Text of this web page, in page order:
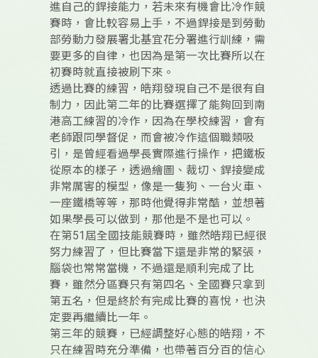
進自己的銲接能力，若未來有機會比冷作競
賽時，會比較容易上手，不過銲接是到勞動
部勞動力發展署北基宜花分署進行訓練，需
要更多的自律，也因為是第一次比賽所以在
初賽時就直接被刷下來。
透過比賽的練習，皓翔發現自己不是很有自
制力，因此第二年的比賽選擇了能夠回到南
港高工練習的冷作，因為在學校練習，會有
老師跟同學督促，而會被冷作這個職類吸
引，是曾經看過學長實際進行操作，把鐵板
從原本的樣子，透過繪圖、裁切、銲接變成
非常厲害的模型，像是一隻狗、一台火車、
一座鐵橋等等，那時他覺得非常酷，並想著
如果學長可以做到，那他是不是也可以。
在第51屆全國技能競賽時，雖然皓翔已經很
努力練習了，但比賽當下還是非常的緊張，
腦袋也常常當機，不過還是順利完成了比
賽，雖然分區賽只有第四名、全國賽只拿到
第五名，但是終於有完成比賽的喜悅，也決
定要再繼續比一年。
第三年的競賽，已經調整好心態的皓翔，不
只在練習時充分準備，也帶著百分百的信心